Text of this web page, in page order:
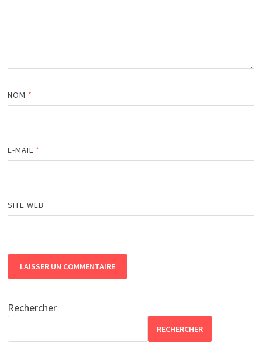
NOM *
E-MAIL *
SITE WEB
Rechercher
RECHERCHER